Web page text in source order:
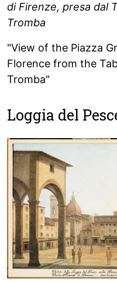
di Firenze, presa dal
Tromba
"View of the Piazza
Florence from the
Tromba"
Loggia del